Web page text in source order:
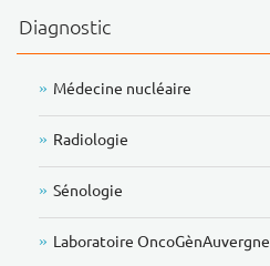
Diagnostic
Médecine nucléaire
Radiologie
Sénologie
Laboratoire OncoGènAuvergne